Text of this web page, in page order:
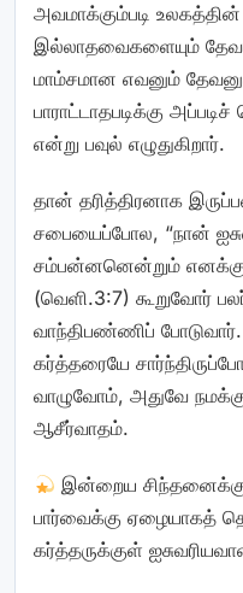
அவமாக்கும்படி
இல்லாதவைகளையும்
மாம்சமான எவனும்
பாராட்டாதபடிக்கு
என்று பவுல் எழுதுகிறார்.
தான் தரித்திரனாக
சபையைப்போல, “நான்
சம்பன்னனென்றும் எனக்கு
(வெளி.3:7) கூறுவோர்
வாந்திபண்ணிப் போடுவார்.
கர்த்தரையே
வாழுவோம், அதுவே
ஆசீர்வாதம்.
இன்றைய
பார்வைக்கு ஏழையாகத்
கர்த்தருக்குள்